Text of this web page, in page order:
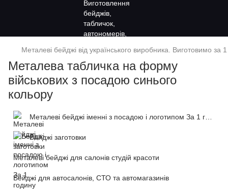
Металеві бейджі від українського виробника. Виготовимо за
Металева табличка на форму
військових з посадою синього
кольору
Бейджі заготовки
Металеві бейджі для салонів студій красоти
Бейджі для автосалонів, СТО та автомагазинів